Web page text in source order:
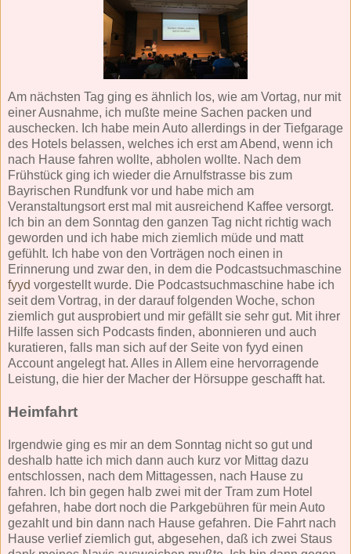
Am nächsten Tag ging es ähnlich los, wie am Vortag, nur mit
einer Ausnahme, ich mußte meine Sachen packen und
auschecken. Ich habe mein Auto allerdings in der Tiefgarage
des Hotels belassen, welches ich erst am Abend, wenn ich
nach Hause fahren wollte, abholen wollte. Nach dem
Frühstück ging ich wieder die Arnulfstrasse bis zum
Bayrischen Rundfunk vor und habe mich am
Veranstaltungsort erst mal mit ausreichend Kaffee versorgt.
Ich bin an dem Sonntag den ganzen Tag nicht richtig wach
geworden und ich habe mich ziemlich müde und matt
gefühlt. Ich habe von den Vorträgen noch einen in
Erinnerung und zwar den, in dem die Podcastsuchmaschine
fyyd vorgestellt wurde. Die Podcastsuchmaschine habe ich
seit dem Vortrag, in der darauf folgenden Woche, schon
ziemlich gut ausprobiert und mir gefällt sie sehr gut. Mit ihrer
Hilfe lassen sich Podcasts finden, abonnieren und auch
kuratieren, falls man sich auf der Seite von fyyd einen
Account angelegt hat. Alles in Allem eine hervorragende
Leistung, die hier der Macher der Hörsuppe geschafft hat.
Heimfahrt
Irgendwie ging es mir an dem Sonntag nicht so gut und
deshalb hatte ich mich dann auch kurz vor Mittag dazu
entschlossen, nach dem Mittagessen, nach Hause zu
fahren. Ich bin gegen halb zwei mit der Tram zum Hotel
gefahren, habe dort noch die Parkgebühren für mein Auto
gezahlt und bin dann nach Hause gefahren. Die Fahrt nach
Hause verlief ziemlich gut, abgesehen, daß ich zwei Staus